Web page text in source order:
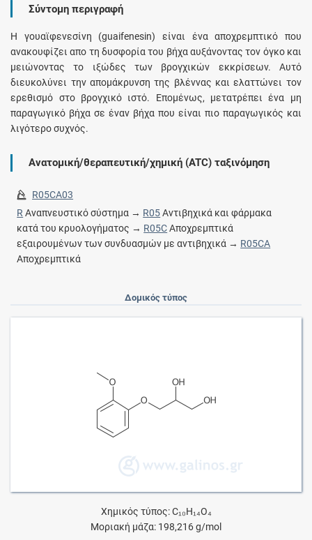
Σύντομη περιγραφή
Η γουαϊφενεσίνη (guaifenesin) είναι ένα αποχρεμπτικό που
ανακουφίζει απο τη δυσφορία του βήχα αυξάνοντας τον όγκο και
μειώνοντας το ιξώδες των βρογχικών εκκρίσεων. Αυτό
διευκολύνει την απομάκρυνση της βλέννας και ελαττώνει τον
ερεθισμό στο βρογχικό ιστό. Επομένως, μετατρέπει ένα μη
παραγωγικό βήχα σε έναν βήχα που είναι πιο παραγωγικός και
λιγότερο συχνός.
Ανατομική/θεραπευτική/χημική (ATC) ταξινόμηση
R05CA03
R Αναπνευστικό σύστημα → R05Αντιβηχικά και φάρμακα
κατά του κρυολογήματος → R05CΑποχρεμπτικά
εξαιρουμένων των συνδυασμών με αντιβηχικά → R05CA
Αποχρεμπτικά
Δομικός τύπος
Χημικός τύπος: C₁₀H₁₄O₄
Μοριακή μάζα: 198,216 g/mol